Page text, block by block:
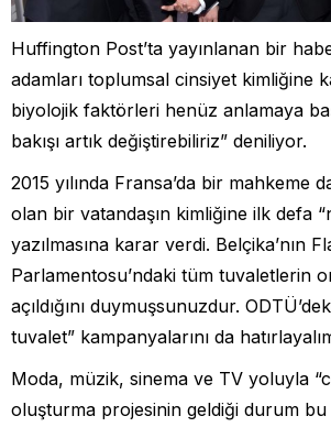
Huffington Post’ta yayınlanan bir
adamları toplumsal cinsiyet kimliğine
biyolojik faktörleri henüz anlamaya
bakışı artık değiştirebiliriz” deniliyor.
2015 yılında Fransa’da bir mahkeme
olan bir vatandaşın kimliğine ilk defa
yazılmasına karar verdi. Belçika’nın
Parlamentosu’ndaki tüm tuvaletlerin
açıldığını duymuşsunuzdur.
tuvalet” kampanyalarını da
Moda, müzik, sinema ve TV yoluyla
oluşturma projesinin geldiği durum bu